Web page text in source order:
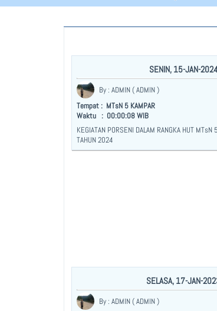
SENIN, 15-JAN-
By : ADMIN ( ADMIN )
Tempat : MTsN 5 KAMPAR
Waktu : 00:00:08 WIB
KEGIATAN PORSENI DALAM RANGKA HUT
TAHUN 2024
SELASA, 17-JAN-
By : ADMIN ( ADMIN )